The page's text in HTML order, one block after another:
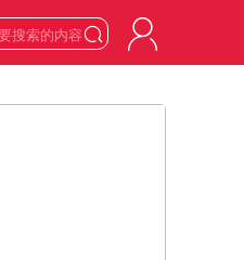
